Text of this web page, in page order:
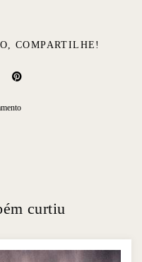
COMPARTILHE!
curtiu